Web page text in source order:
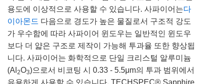
용도에 이상적으로 사용할 수 있습니다. 사파이어는다
이아몬드 다음으로 경도가 높은 물질로서 구조적 강도
가 우수함에 따라 사파이어 윈도우는 일반적인 윈도우
보다 더 얇은 구조로 제작이 가능해 투과율 또한 향상됩
니다. 사파이어는 화학적으로 단일 크리스털 알루미늄
(Al 2O3)으로서 비코팅 시 0.33 - 5.5μm의 투과 범위에서
유용하게 사용할 수 있습니다. TECHSPEC® Sapphire